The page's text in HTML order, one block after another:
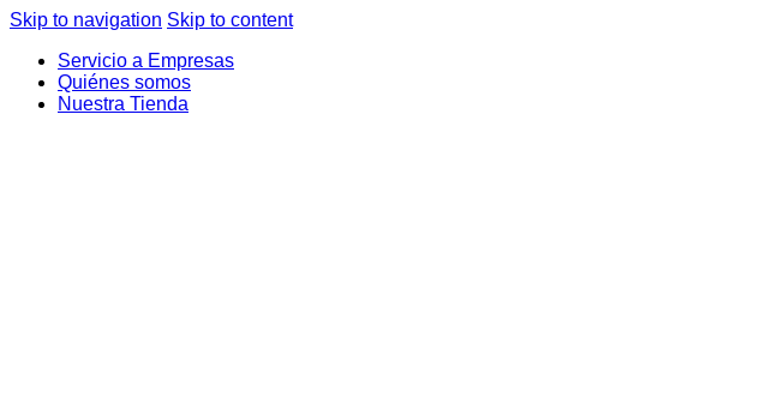
Skip to navigation Skip to content
Servicio a Empresas
Quiénes somos
Nuestra Tienda